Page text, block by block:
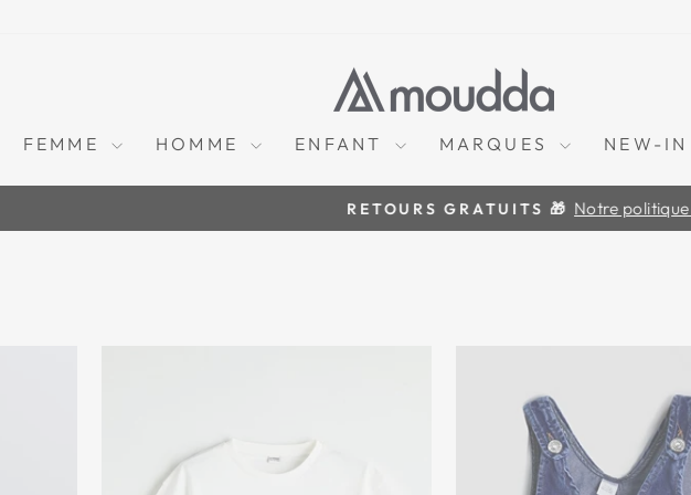
FEMME HOMME ENFANT MARQUES NEW-IN
Diaporama
RETOURS GRATUITS 🎁 Notre politique ici